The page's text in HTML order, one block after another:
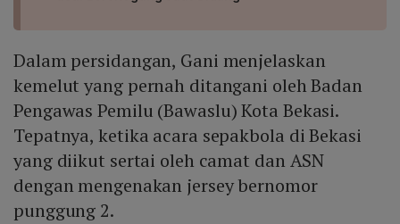
Dalam persidangan, Gani menjelaskan
kemelut yang pernah ditangani oleh Badan
Pengawas Pemilu (Bawaslu) Kota Bekasi.
Tepatnya, ketika acara sepakbola di Bekasi
yang diikut sertai oleh camat dan ASN
dengan mengenakan jersey bernomor
punggung 2.